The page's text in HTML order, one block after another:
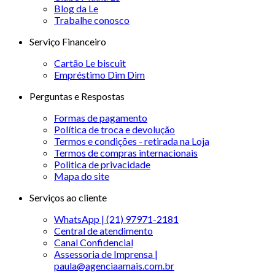
Blog da Le
Trabalhe conosco
Serviço Financeiro
Cartão Le biscuit
Empréstimo Dim Dim
Perguntas e Respostas
Formas de pagamento
Política de troca e devolução
Termos e condições - retirada na Loja
Termos de compras internacionais
Politica de privacidade
Mapa do site
Serviços ao cliente
WhatsApp | (21) 97971-2181
Central de atendimento
Canal Confidencial
Assessoria de Imprensa |
paula@agenciaamais.com.br